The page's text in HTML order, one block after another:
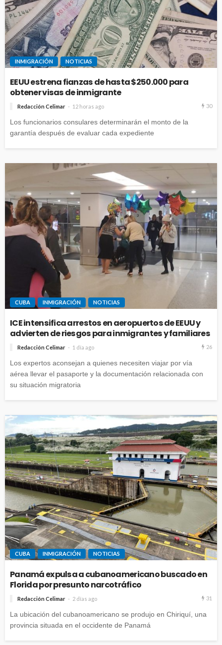
INMIGRACIÓN NOTICIAS
EEUU estrena fianzas de hasta $250.000 para
obtener visas de inmigrante
Redacción Celimar 12 horas ago 30
Los funcionarios consulares determinarán el monto de la
garantía después de evaluar cada expediente
CUBA INMIGRACIÓN NOTICIAS
ICE intensifica arrestos en aeropuertos de EEUU y
advierten de riesgos para inmigrantes y familiares
Redacción Celimar 1 día ago 26
Los expertos aconsejan a quienes necesiten viajar por vía
aérea llevar el pasaporte y la documentación relacionada con
su situación migratoria
CUBA INMIGRACIÓN NOTICIAS
Panamá expulsa a cubanoamericano buscado en
Florida por presunto narcotráfico
Redacción Celimar 2 días ago 31
La ubicación del cubanoamericano se produjo en Chiriquí, una
provincia situada en el occidente de Panamá